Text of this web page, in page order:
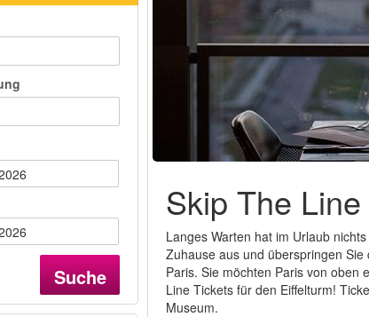
Suche
Skip The
Langes Warten hat im Urlaub
Zuhause aus und überspringen
Paris. Sie möchten Paris von oben
Line Tickets für den Eiffelturm!
Museum.